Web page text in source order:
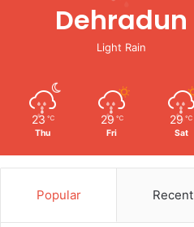
Dehradun
Light Rain
23 ℃
Thu
29 ℃
Fri
29 ℃
Sat
Popular Recent